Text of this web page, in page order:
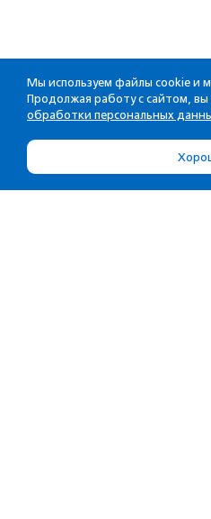
Мы используем файлы cookie и
Продолжая работу с сайтом, вы
обработки персональных